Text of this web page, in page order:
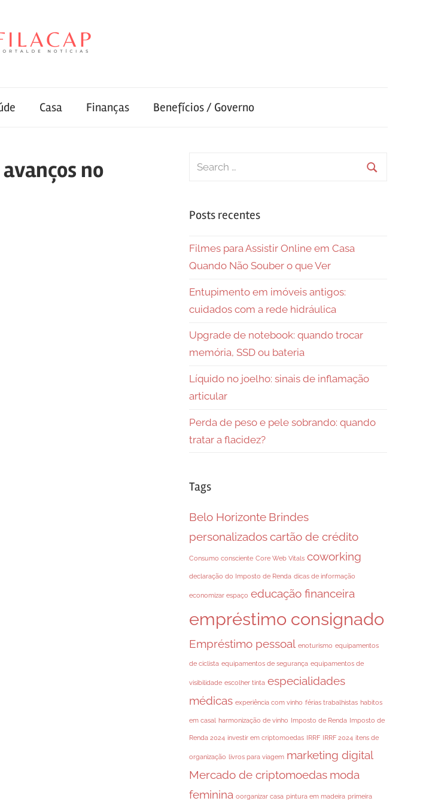
Casa Finanças Benefícios / Governo
no
Search
Posts recentes
Filmes para Assistir Online em Casa
Quando Não Souber o que Ver
Entupimento em imóveis antigos:
cuidados com a rede hidráulica
Upgrade de notebook: quando trocar
memória, SSD ou bateria
Líquido no joelho: sinais de inflamação
articular
Perda de peso e pele sobrando: quando
tratar a flacidez?
Tags
Belo Horizonte Brindes
personalizadoscartão de crédito
Consumo consciente Core Web Vitals coworking
declaração do Imposto de Renda dicas de informação
economizar espaço educação financeira
empréstimo consignado
Empréstimo pessoal enoturismo equipamentos
de ciclista equipamentos de segurança equipamentos de
visibilidade escolher tinta especialidades
médicas experiência com vinho férias trabalhistas habitos
em casal harmonização de vinho Imposto de Renda Imposto de
Renda 2024 investir em criptomoedas IRRF IRRF 2024 itens de
organização livros para viagem marketing digital
Mercado de criptomoedas moda
feminina oorganizar casa pintura em madeira primeira